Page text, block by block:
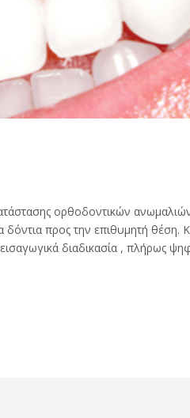
ορθοδοντικών
προς την επιθυμητή
διαδικασία , πλήρως